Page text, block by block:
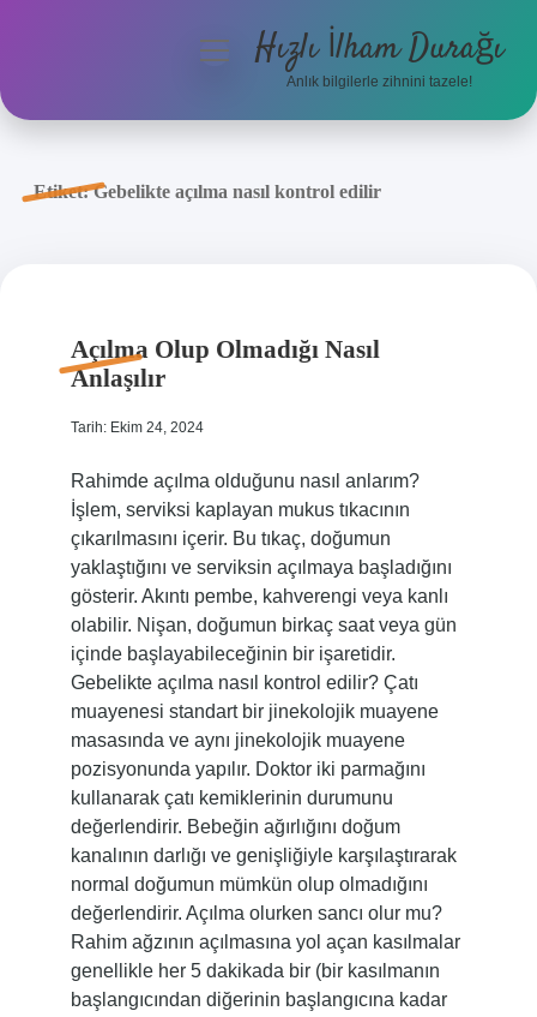
Anasayfa
menüyüHızlı İlham Durağı
Anlık bilgilerle zihnini tazele!
Etiket:Gebelikte açılma nasıl kontrol edilir
Açılma Olup Olmadığı Nasıl
Anlaşılır
Tarih: Ekim 24, 2024
Rahimde açılma olduğunu nasıl anlarım?
İşlem, serviksi kaplayan mukus tıkacının
çıkarılmasını içerir. Bu tıkaç, doğumun
yaklaştığını ve serviksin açılmaya başladığını
gösterir. Akıntı pembe, kahverengi veya kanlı
olabilir. Nişan, doğumun birkaç saat veya gün
içinde başlayabileceğinin bir işaretidir.
Gebelikte açılma nasıl kontrol edilir? Çatı
muayenesi standart bir jinekolojik muayene
masasında ve aynı jinekolojik muayene
pozisyonunda yapılır. Doktor iki parmağını
kullanarak çatı kemiklerinin durumunu
değerlendirir. Bebeğin ağırlığını doğum
kanalının darlığı ve genişliğiyle karşılaştırarak
normal doğumun mümkün olup olmadığını
değerlendirir. Açılma olurken sancı olur mu?
Rahim ağzının açılmasına yol açan kasılmalar
genellikle her 5 dakikada bir (bir kasılmanın
başlangıcından diğerinin başlangıcına kadar